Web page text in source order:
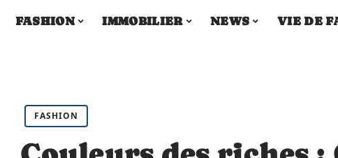
FASHION IMMOBILIER NEWS VIE DE
FASHION